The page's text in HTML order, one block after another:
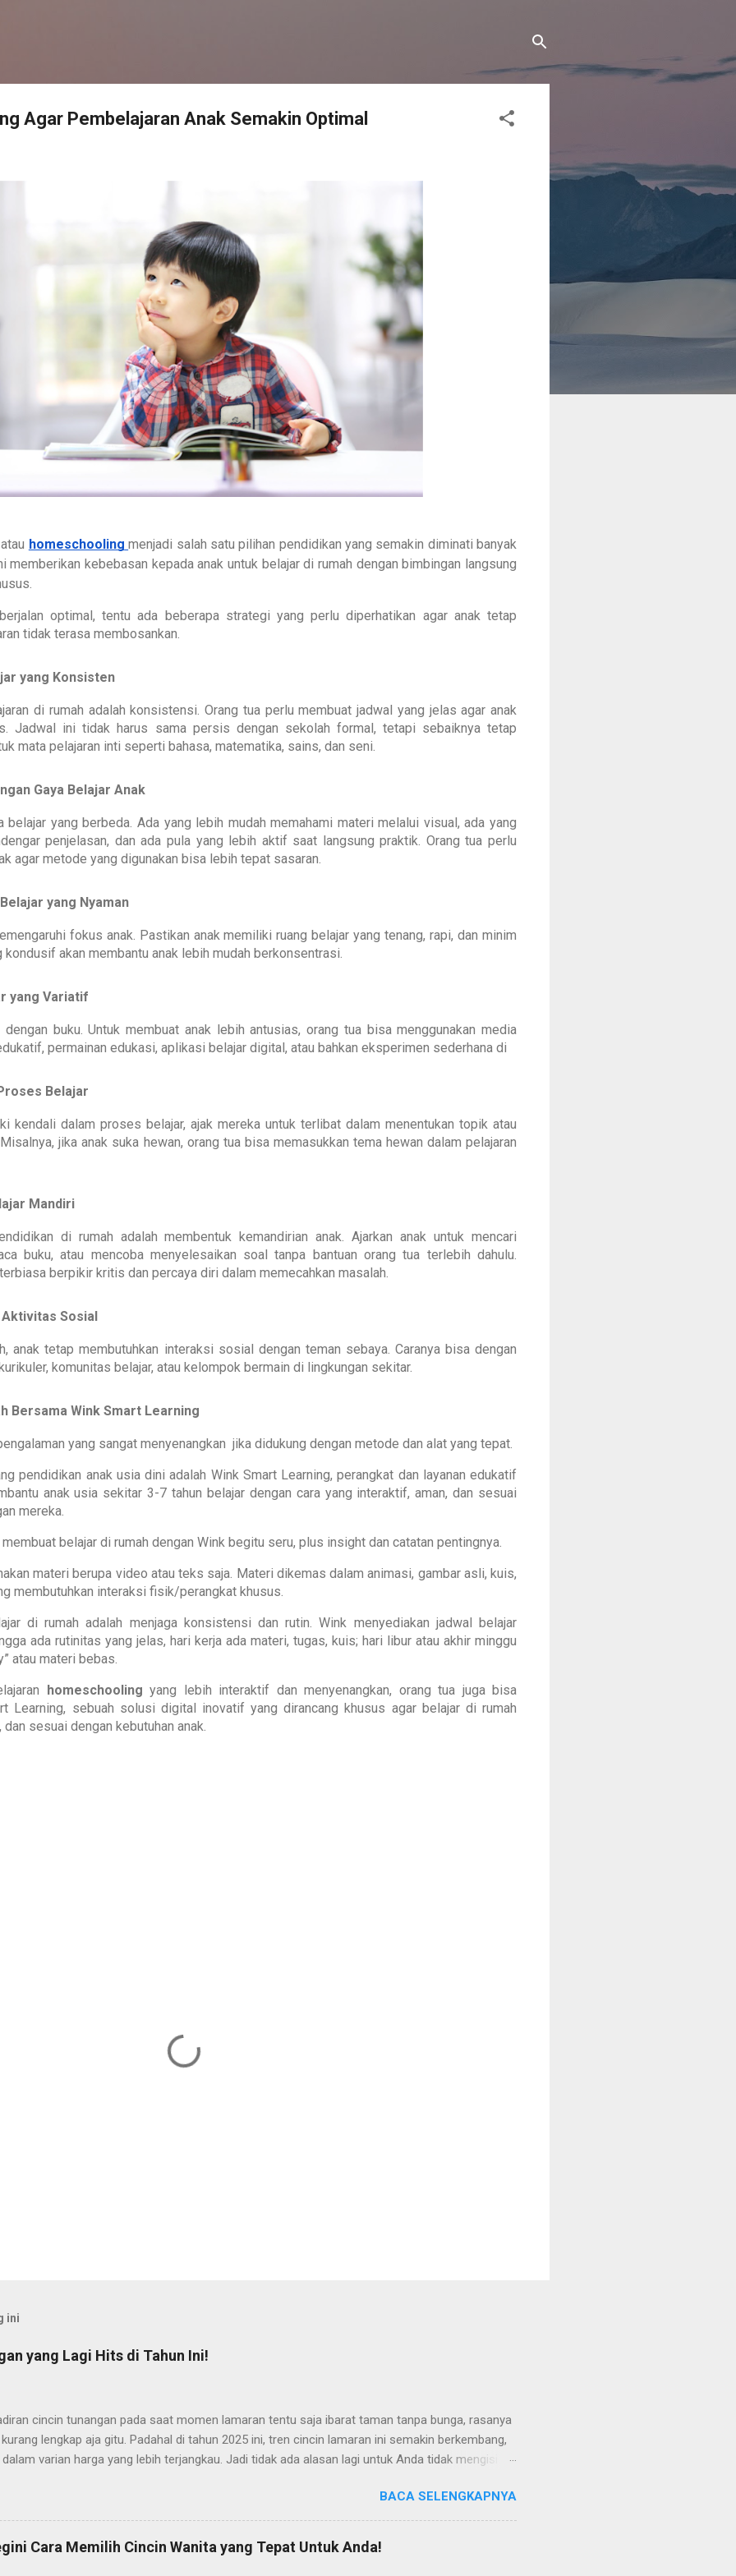
Agar Pembelajaran Anak Semakin Optimal
homeschooling menjadi salah satu pilihan pendidikan yang semakin diminati banyak
memberikan kebebasan kepada anak untuk belajar di rumah dengan bimbingan langsung
optimal, tentu ada beberapa strategi yang perlu diperhatikan agar anak tetap
tidak terasa membosankan.
yang Konsisten
di rumah adalah konsistensi. Orang tua perlu membuat jadwal yang jelas agar anak
Jadwal ini tidak harus sama persis dengan sekolah formal, tetapi sebaiknya tetap
mata pelajaran inti seperti bahasa, matematika, sains, dan seni.
Gaya Belajar Anak
belajar yang berbeda. Ada yang lebih mudah memahami materi melalui visual, ada yang
penjelasan, dan ada pula yang lebih aktif saat langsung praktik. Orang tua perlu
agar metode yang digunakan bisa lebih tepat sasaran.
yang Nyaman
fokus anak. Pastikan anak memiliki ruang belajar yang tenang, rapi, dan minim
akan membantu anak lebih mudah berkonsentrasi.
yang Variatif
buku. Untuk membuat anak lebih antusias, orang tua bisa menggunakan media
permainan edukasi, aplikasi belajar digital, atau bahkan eksperimen sederhana di
Belajar
kendali dalam proses belajar, ajak mereka untuk terlibat dalam menentukan topik atau
jika anak suka hewan, orang tua bisa memasukkan tema hewan dalam pelajaran
Mandiri
di rumah adalah membentuk kemandirian anak. Ajarkan anak untuk mencari
buku, atau mencoba menyelesaikan soal tanpa bantuan orang tua terlebih dahulu.
berpikir kritis dan percaya diri dalam memecahkan masalah.
Aktivitas Sosial
anak tetap membutuhkan interaksi sosial dengan teman sebaya. Caranya bisa dengan
komunitas belajar, atau kelompok bermain di lingkungan sekitar.
Bersama Wink Smart Learning
yang sangat menyenangkan jika didukung dengan metode dan alat yang tepat.
pendidikan anak usia dini adalah Wink Smart Learning, perangkat dan layanan edukatif
anak usia sekitar 3-7 tahun belajar dengan cara yang interaktif, aman, dan sesuai
mereka.
belajar di rumah dengan Wink begitu seru, plus insight dan catatan pentingnya.
materi berupa video atau teks saja. Materi dikemas dalam animasi, gambar asli, kuis,
membutuhkan interaksi fisik/perangkat khusus.
di rumah adalah menjaga konsistensi dan rutin. Wink menyediakan jadwal belajar
ada rutinitas yang jelas, hari kerja ada materi, tugas, kuis; hari libur atau akhir minggu
atau materi bebas.
homeschooling yang lebih interaktif dan menyenangkan, orang tua juga bisa
Learning, sebuah solusi digital inovatif yang dirancang khusus agar belajar di rumah
sesuai dengan kebutuhan anak.
ini
yang Lagi Hits di Tahun Ini!
cincin tunangan pada saat momen lamaran tentu saja ibarat taman tanpa bunga, rasanya
lengkap aja gitu. Padahal di tahun 2025 ini, tren cincin lamaran ini semakin berkembang,
varian harga yang lebih terjangkau. Jadi tidak ada alasan lagi untuk Anda tidak mengisi
cincin tunangan yang tepat, maka tepat sekali untuk mengunjungi artikel ini. Sebab pada
kali ini, kami akan merekomendasikan beberapa model cincin lamaran yang lagi hits, dan
ada yang cocok buat Anda pilih. So, langsung disimak saja pembahasannya, di bawah ini!
Tunangan yang Lagi Hits di Tahun 2025 Langsung saja, berikut setidaknya ada 7 pilihan
BACA SELENGKAPNYA
Cara Memilih Cincin Wanita yang Tepat Untuk Anda!